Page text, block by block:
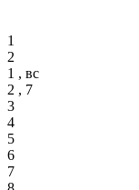
1
2
1 , вс
2 , 7
3
4
5
6
7